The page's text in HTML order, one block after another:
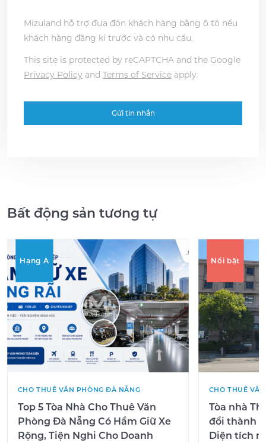
Mizuland hỗ trợ đưa đón khách hàng bằng ô tô nếu
khách hàng đăng kí trước và có nhu cầu.
This site is protected by reCAPTCHA and the Google
Privacy Policy and Terms of Service apply.
Bất động sản tương tự
Hạng A
CHO THUÊ VĂN PHÒNG ĐÀ NẴNG
Top 5 Tòa Nhà Cho Thuê Văn
Phòng Đà Nẵng Có Hầm Giữ Xe
Rộng, Tiện Nghi Cho Doanh
Nổi bật
CHO THUÊ
Tòa nhà
đổi thành
Diện tích